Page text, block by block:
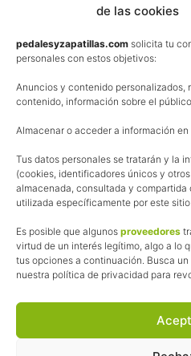
de las cookies
pedalesyzapatillas.com solicita tu
personales con estos objetivos:
Anuncios y contenido personalizados,
contenido, información sobre el
Almacenar o acceder a información
Tus datos personales se tratarán y la
(cookies, identificadores únicos y
almacenada, consultada y compartida
utilizada específicamente por este
Es posible que algunos proveedores
virtud de un interés legítimo, algo a lo
tus opciones a continuación. Busca
nuestra política de privacidad para
Términos y condiciones de
Política de privacidad
Política de cookies
Afiliación
La web de Pedalesyzapatillas
¿Qué significa esto?
Cuando recomiendo algún
online que utilizo y, por cada
una comisión sin que a ti te
Esas comisiones me permiten
las inscripciones a muchas de
Siempre escribo sobre